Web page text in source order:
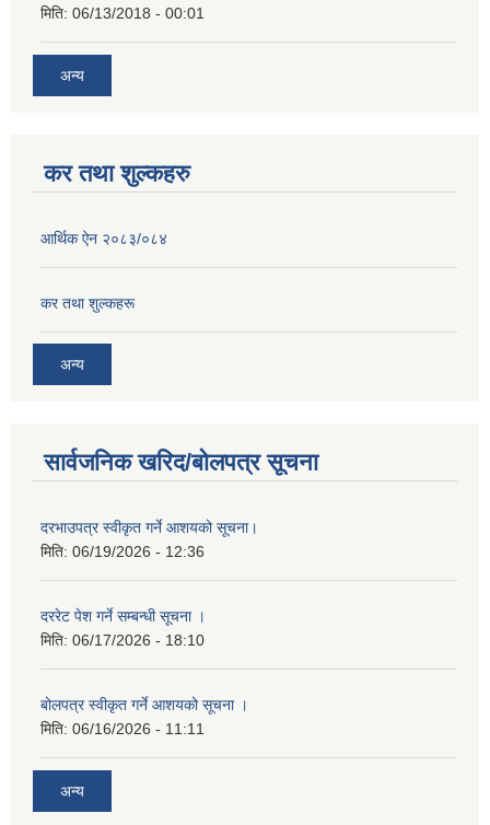
मिति: 06/13/2018 - 00:01
अन्य
कर तथा शुल्कहरु
आर्थिक ऐन २०८३/०८४
कर तथा शुल्कहरू
अन्य
सार्वजनिक खरिद/बोलपत्र सूचना
दरभाउपत्र स्वीकृत गर्ने आशयको सूचना।
मिति: 06/19/2026 - 12:36
दररेट पेश गर्ने सम्बन्धी सूचना ।
मिति: 06/17/2026 - 18:10
बोलपत्र स्वीकृत गर्ने आशयको सूचना ।
मिति: 06/16/2026 - 11:11
अन्य